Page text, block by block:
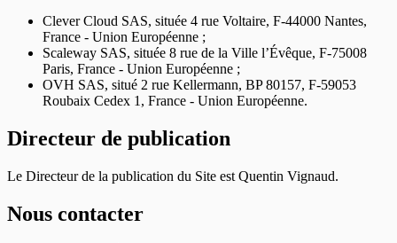
Clever Cloud SAS, située 4 rue Voltaire, F-44000 Nantes,
France - Union Européenne ;
Scaleway SAS, située 8 rue de la Ville l’Évêque, F-75008
Paris, France - Union Européenne ;
OVH SAS, situé 2 rue Kellermann, BP 80157, F-59053
Roubaix Cedex 1, France - Union Européenne.
Directeur de publication
Le Directeur de la publication du Site est Quentin Vignaud.
Nous contacter